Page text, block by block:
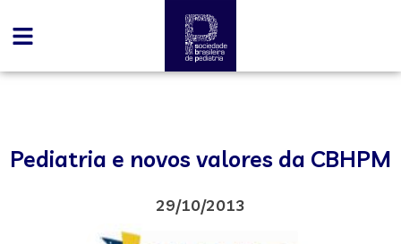
Pediatria e novos valores da CBHPM
29/10/2013